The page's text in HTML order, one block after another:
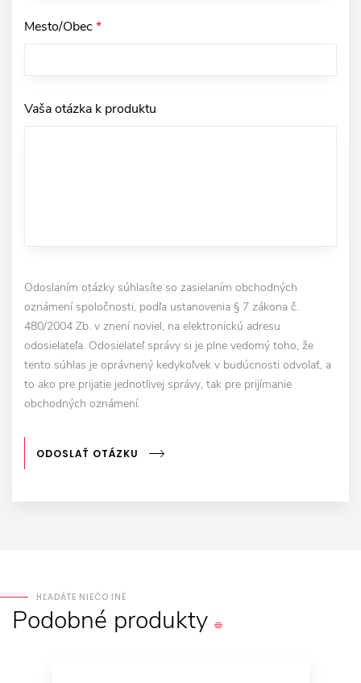
Mesto/Obec*
Vaša otázka k produktu
Odoslaním otázky súhlasíte so zasielaním obchodných
oznámení spoločnosti, podľa ustanovenia § 7 zákona č.
480/2004 Zb. v znení noviel, na elektronickú adresu
odosielateľa. Odosielateľ správy si je plne vedomý toho, že
tento súhlas je oprávnený kedykoľvek v budúcnosti odvolať, a
to ako pre prijatie jednotlivej správy, tak pre prijímanie
obchodných oznámení.
ODOSLAŤ OTÁZKU
HĽADÁTE NIEČO INÉ
Podobné produkty